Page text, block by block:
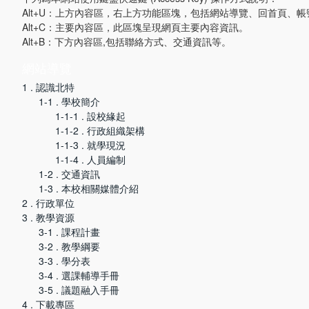
Alt+U：上方內容區，右上方功能區塊，包括網站導覽、回首頁、
Alt+C：主要內容區，此區塊呈現網頁主要內容資訊。
Alt+B：下方內容區,包括聯絡方式、交通資訊等。
1 . 認識北特
1-1 . 學校簡介
1-1-1 . 設校緣起
1-1-2 . 行政組織架構
1-1-3 . 就學現況
1-1-4 . 人員編制
1-2 . 交通資訊
1-3 . 本校相關媒體介紹
2 . 行政單位
3 . 教學資源
3-1 . 課程計畫
3-2 . 教學綱要
3-3 . 學分表
3-4 . 選課輔導手冊
3-5 . 議題融入手冊
4 . 下載專區